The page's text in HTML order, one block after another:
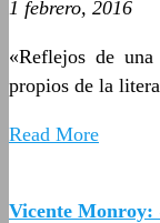
1 febrero, 2016
«Reflejos de
propios de la
Read More
Vicente Monroy: